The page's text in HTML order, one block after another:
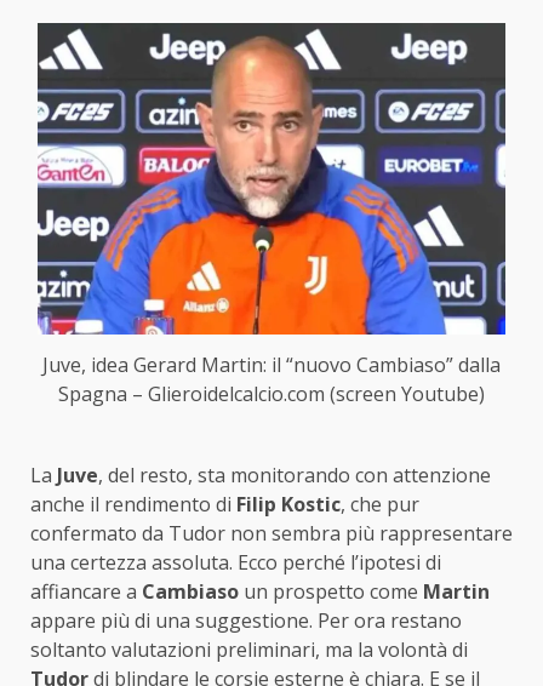
Juve, idea Gerard Martin: il “nuovo Cambiaso” dalla
Spagna – Glieroidelcalcio.com (screen Youtube)
La Juve, del resto, sta monitorando con attenzione
anche il rendimento di Filip Kostic, che pur
confermato da Tudor non sembra più rappresentare
una certezza assoluta. Ecco perché l’ipotesi di
affiancare a Cambiaso un prospetto come Martin
appare più di una suggestione. Per ora restano
soltanto valutazioni preliminari, ma la volontà di
Tudordi blindare le corsie esterne è chiara. E se il